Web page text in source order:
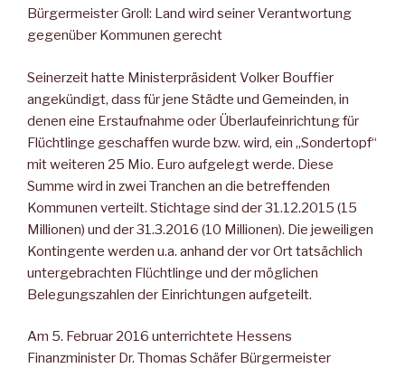
Bürgermeister Groll: Land wird seiner Verantwortung
gegenüber Kommunen gerecht
Seinerzeit hatte Ministerpräsident Volker Bouffier
angekündigt, dass für jene Städte und Gemeinden, in
denen eine Erstaufnahme oder Überlaufeinrichtung für
Flüchtlinge geschaffen wurde bzw. wird, ein „Sondertopf“
mit weiteren 25 Mio. Euro aufgelegt werde. Diese
Summe wird in zwei Tranchen an die betreffenden
Kommunen verteilt. Stichtage sind der 31.12.2015 (15
Millionen) und der 31.3.2016 (10 Millionen). Die jeweiligen
Kontingente werden u.a. anhand der vor Ort tatsächlich
untergebrachten Flüchtlinge und der möglichen
Belegungszahlen der Einrichtungen aufgeteilt.
Am 5. Februar 2016 unterrichtete Hessens
Finanzminister Dr. Thomas Schäfer Bürgermeister